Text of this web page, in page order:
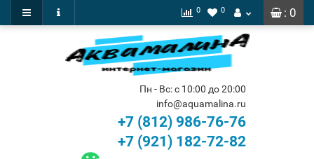
: 0
0 0
Пн - Вс: с 10:00 до 20:00
info@aquamalina.ru
+7 (812) 986-76-76
+7 (921) 182-72-82